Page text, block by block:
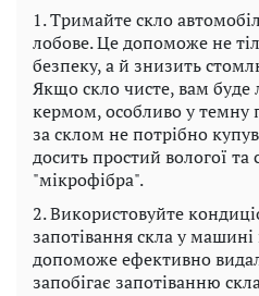
1. Тримайте скло
лобове. Це допоможе не
безпеку, а й знизить
Якщо скло чисте, вам буде
кермом, особливо у темну
за склом не потрібно
досить простий вологої та
"мікрофібра".
2. Використовуйте
запотівання скла у машині
допоможе ефективно
запобігає запотіванню